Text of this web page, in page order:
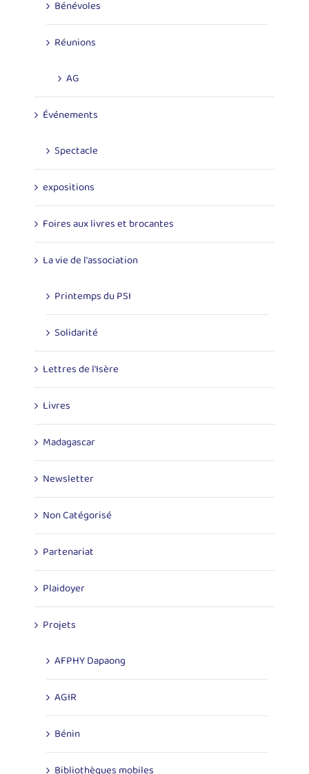
Bénévoles
Réunions
AG
Événements
Spectacle
expositions
Foires aux livres et brocantes
La vie de l'association
Printemps du PSI
Solidarité
Lettres de l'Isère
Livres
Madagascar
Newsletter
Non Catégorisé
Partenariat
Plaidoyer
Projets
AFPHY Dapaong
AGIR
Bénin